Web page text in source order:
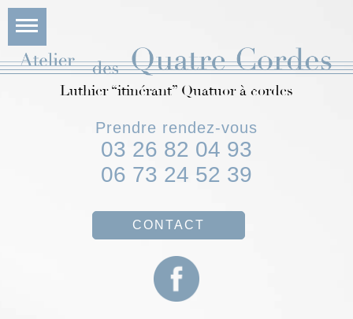
Luthier “itinérant” Quatuor à cordes
Prendre rendez-vous
03 26 82 04 93
06 73 24 52 39
CONTACT